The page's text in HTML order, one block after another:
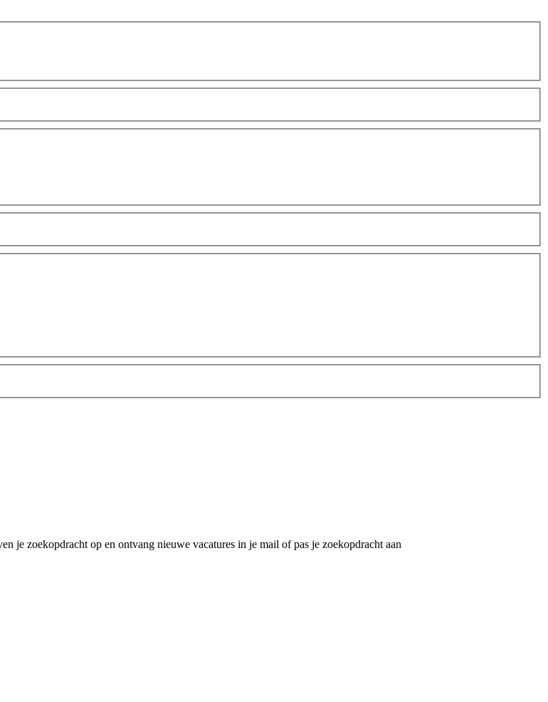
je zoekopdracht op en ontvang nieuwe vacatures in je mail of pas je zoekopdracht aan